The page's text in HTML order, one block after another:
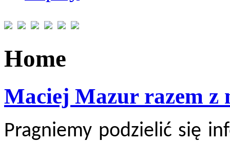
Home
Maciej Mazur razem z
Pragniemy podzielić się